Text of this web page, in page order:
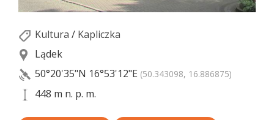
Kultura / Kapliczka
Lądek
50°20'35"N 16°53'12"E (50.343098, 16.886875)
448 m n. p. m.